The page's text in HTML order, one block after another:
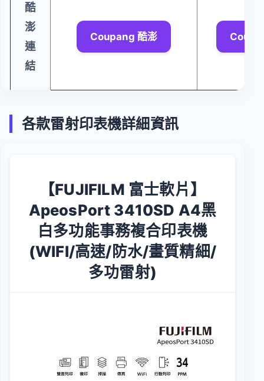
酷
澎
連
結
Coupang 酷澎
各款雷射印表機詳細資訊
【FUJIFILM 富士軟片】
ApeosPort 3410SD A4黑
白多功能事務複合印表機
(WIFI/高速/防水/畫質精細/
多功雷射)